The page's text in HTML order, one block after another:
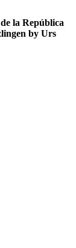
la República
by Urs